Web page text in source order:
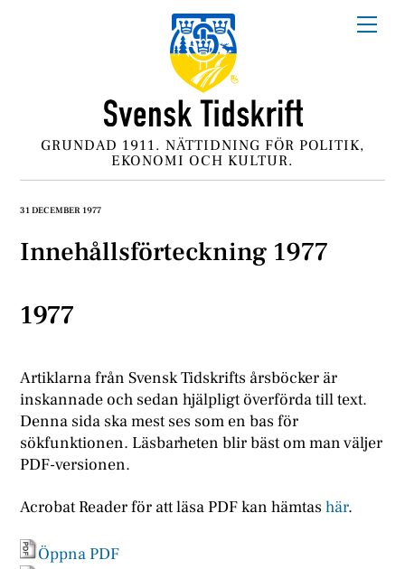
GRUNDAD 1911. NÄTTIDNING FÖR POLITIK,
EKONOMI OCH KULTUR.
31 DECEMBER 1977
Innehållsförteckning 1977
1977
Artiklarna från Svensk Tidskrifts årsböcker är
inskannade och sedan hjälpligt överförda till text.
Denna sida ska mest ses som en bas för
sökfunktionen. Läsbarheten blir bäst om man väljer
PDF-versionen.
Acrobat Reader för att läsa PDF kan hämtashär.
Öppna PDF